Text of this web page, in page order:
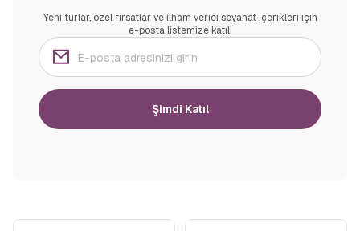
Yeni turlar, özel fırsatlar ve ilham verici seyahat içerikleri için
e-posta listemize katıl!
Şimdi Katıl